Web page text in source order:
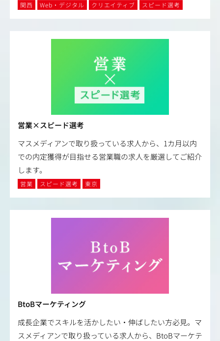
関西 Web・デジタル クリエイティブ スピード選考
営業×スピード選考
マスメディアンで取り扱っている求人から、1カ月以内
での内定獲得が目指せる営業職の求人を厳選してご紹介
します。
営業 スピード選考 東京
BtoBマーケティング
成長企業でスキルを活かしたい・伸ばしたい方必見。マ
スメディアンで取り扱っている求人から、BtoBマーケテ